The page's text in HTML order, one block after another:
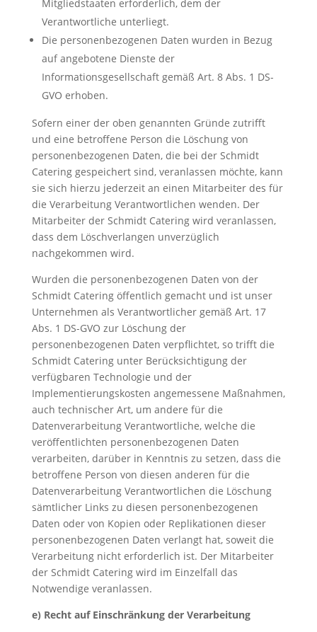
Mitgliedstaaten erforderlich, dem der
Verantwortliche unterliegt.
Die personenbezogenen Daten wurden in Bezug
auf angebotene Dienste der
Informationsgesellschaft gemäß Art. 8 Abs. 1 DS-
GVO erhoben.
Sofern einer der oben genannten Gründe zutrifft
und eine betroffene Person die Löschung von
personenbezogenen Daten, die bei der Schmidt
Catering gespeichert sind, veranlassen möchte, kann
sie sich hierzu jederzeit an einen Mitarbeiter des für
die Verarbeitung Verantwortlichen wenden. Der
Mitarbeiter der Schmidt Catering wird veranlassen,
dass dem Löschverlangen unverzüglich
nachgekommen wird.
Wurden die personenbezogenen Daten von der
Schmidt Catering öffentlich gemacht und ist unser
Unternehmen als Verantwortlicher gemäß Art. 17
Abs. 1 DS-GVO zur Löschung der
personenbezogenen Daten verpflichtet, so trifft die
Schmidt Catering unter Berücksichtigung der
verfügbaren Technologie und der
Implementierungskosten angemessene Maßnahmen,
auch technischer Art, um andere für die
Datenverarbeitung Verantwortliche, welche die
veröffentlichten personenbezogenen Daten
verarbeiten, darüber in Kenntnis zu setzen, dass die
betroffene Person von diesen anderen für die
Datenverarbeitung Verantwortlichen die Löschung
sämtlicher Links zu diesen personenbezogenen
Daten oder von Kopien oder Replikationen dieser
personenbezogenen Daten verlangt hat, soweit die
Verarbeitung nicht erforderlich ist. Der Mitarbeiter
der Schmidt Catering wird im Einzelfall das
Notwendige veranlassen.
e) Recht auf Einschränkung der Verarbeitung